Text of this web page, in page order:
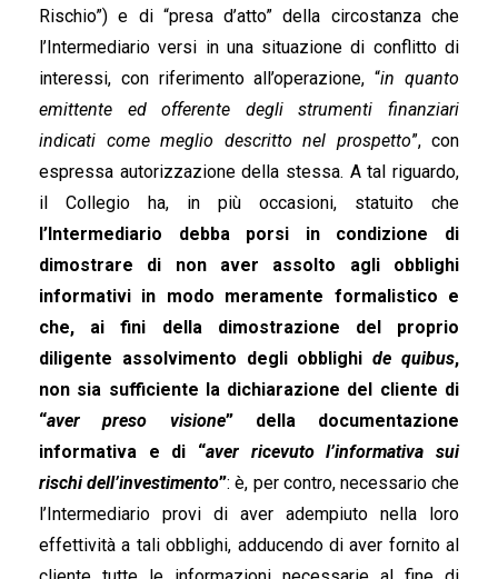
Rischio”) e di “presa d’atto” della circostanza che
l’Intermediario versi in una situazione di conflitto di
interessi, con riferimento all’operazione, “in quanto
emittente ed offerente degli strumenti finanziari
indicati come meglio descritto nel prospetto”, con
espressa autorizzazione della stessa. A tal riguardo,
il Collegio ha, in più occasioni, statuito che
l’Intermediario debba porsi in condizione di
dimostrare di non aver assolto agli obblighi
informativi in modo meramente formalistico e
che, ai fini della dimostrazione del proprio
diligente assolvimento degli obblighide quibus,
non sia sufficiente la dichiarazione del cliente di
“aver preso visione” della documentazione
informativa e di “aver ricevuto l’informativa sui
rischi dell’investimento”: è, per contro, necessario che
l’Intermediario provi di aver adempiuto nella loro
effettività a tali obblighi, adducendo di aver fornito al